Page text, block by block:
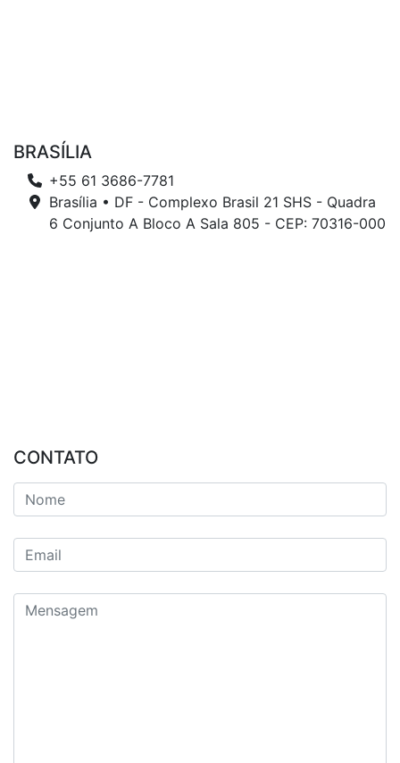
BRASÍLIA
+55 61 3686-7781
Brasília • DF - Complexo Brasil 21 SHS - Quadra
6 Conjunto A Bloco A Sala 805 - CEP: 70316-000
CONTATO